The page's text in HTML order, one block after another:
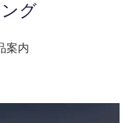
グ
案内